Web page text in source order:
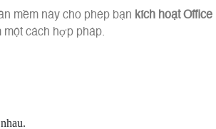
mềm này cho phép bạn kích hoạt Office
cách hợp pháp.